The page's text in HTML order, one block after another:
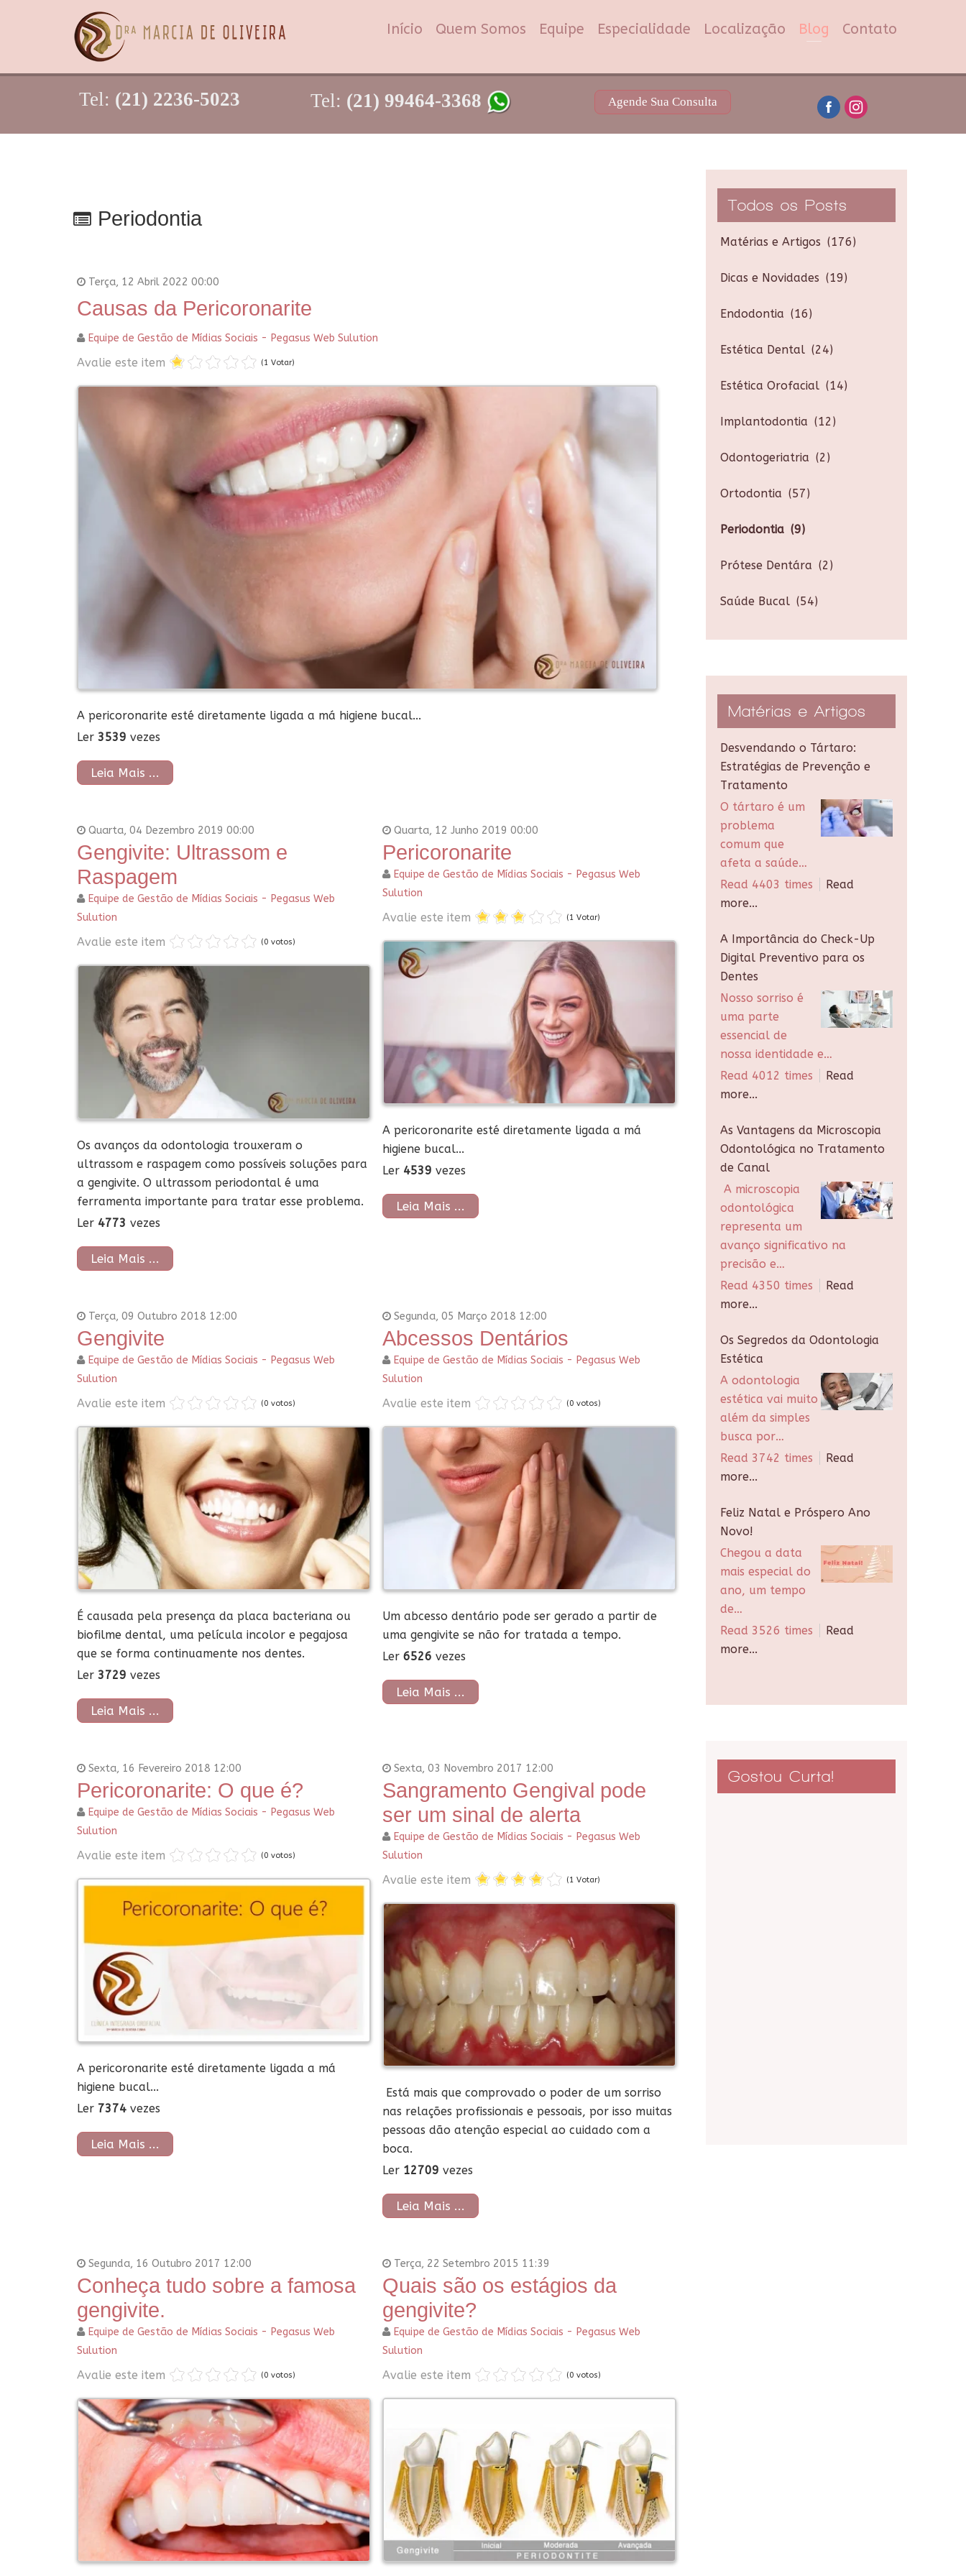
Início Quem Somos Equipe Especialidade Localização Blog Contato
Tel: (21) 2236-5023 Tel: (21) 99464-3368 Agende Sua Consulta
Periodontia
Terça, 12 Abril 2022 00:00
Causas da Pericoronarite
Equipe de Gestão de Mídias Sociais - Pegasus Web Sulution
Avalie este item (1 Votar)
A pericoronarite esté diretamente ligada a má higiene bucal...
Ler 3539 vezes
Leia Mais ...
Quarta, 04 Dezembro 2019 00:00
Gengivite: Ultrassom e
Raspagem
Equipe de Gestão de Mídias Sociais - Pegasus Web
Sulution
Avalie este item (0 votos)
Os avanços da odontologia trouxeram o
ultrassom e raspagem como possíveis soluções para
a gengivite. O ultrassom periodontal é uma
ferramenta importante para tratar esse problema.
Ler 4773 vezes
Leia Mais ...
Quarta, 12 Junho 2019 00:00
Pericoronarite
Equipe de Gestão de Mídias Sociais - Pegasus Web
Sulution
Avalie este item (1 Votar)
A pericoronarite esté diretamente ligada a má
higiene bucal...
Ler 4539 vezes
Leia Mais ...
Terça, 09 Outubro 2018 12:00
Gengivite
Equipe de Gestão de Mídias Sociais - Pegasus Web
Sulution
Avalie este item (0 votos)
É causada pela presença da placa bacteriana ou
biofilme dental, uma película incolor e pegajosa
que se forma continuamente nos dentes.
Ler 3729 vezes
Leia Mais ...
Segunda, 05 Março 2018 12:00
Abcessos Dentários
Equipe de Gestão de Mídias Sociais - Pegasus Web
Sulution
Avalie este item (0 votos)
Um abcesso dentário pode ser gerado a partir de
uma gengivite se não for tratada a tempo.
Ler 6526 vezes
Leia Mais ...
Sexta, 16 Fevereiro 2018 12:00
Pericoronarite: O que é?
Equipe de Gestão de Mídias Sociais - Pegasus Web
Sulution
Avalie este item (0 votos)
A pericoronarite esté diretamente ligada a má
higiene bucal...
Ler 7374 vezes
Leia Mais ...
Sexta, 03 Novembro 2017 12:00
Sangramento Gengival pode
ser um sinal de alerta
Equipe de Gestão de Mídias Sociais - Pegasus Web
Sulution
Avalie este item (1 Votar)
Está mais que comprovado o poder de um sorriso
nas relações profissionais e pessoais, por isso muitas
pessoas dão atenção especial ao cuidado com a
boca.
Ler 12709 vezes
Leia Mais ...
Segunda, 16 Outubro 2017 12:00
Conheça tudo sobre a famosa
gengivite.
Equipe de Gestão de Mídias Sociais - Pegasus Web
Sulution
Avalie este item (0 votos)
Terça, 22 Setembro 2015 11:39
Quais são os estágios da
gengivite?
Equipe de Gestão de Mídias Sociais - Pegasus Web
Sulution
Avalie este item (0 votos)
Todos os Posts
Matérias e Artigos (176)
Dicas e Novidades (19)
Endodontia (16)
Estética Dental (24)
Estética Orofacial (14)
Implantodontia (12)
Odontogeriatria (2)
Ortodontia (57)
Periodontia (9)
Prótese Dentára (2)
Saúde Bucal (54)
Matérias e Artigos
Desvendando o Tártaro:
Estratégias de Prevenção e
Tratamento
O tártaro é um
problema
comum que
afeta a saúde…
Read 4403 times
Read
more...
A Importância do Check-Up
Digital Preventivo para os
Dentes
Nosso sorriso é
uma parte
essencial de
nossa identidade e…
Read 4012 times
Read
more...
As Vantagens da Microscopia
Odontológica no Tratamento
de Canal
A microscopia
odontológica
representa um
avanço significativo na
precisão e…
Read 4350 times
Read
more...
Os Segredos da Odontologia
Estética
A odontologia
estética vai muito
além da simples
busca por…
Read 3742 times
Read
more...
Feliz Natal e Próspero Ano
Novo!
Chegou a data
mais especial do
ano, um tempo
de…
Read 3526 times
Read
more...
Gostou Curta!